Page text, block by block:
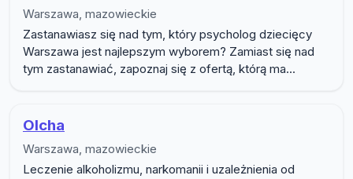
Warszawa, mazowieckie
Zastanawiasz się nad tym, który psycholog dziecięcy
Warszawa jest najlepszym wyborem? Zamiast się nad
tym zastanawiać, zapoznaj się z ofertą, którą ma...
Olcha
Warszawa, mazowieckie
Leczenie alkoholizmu, narkomanii i uzależnienia od